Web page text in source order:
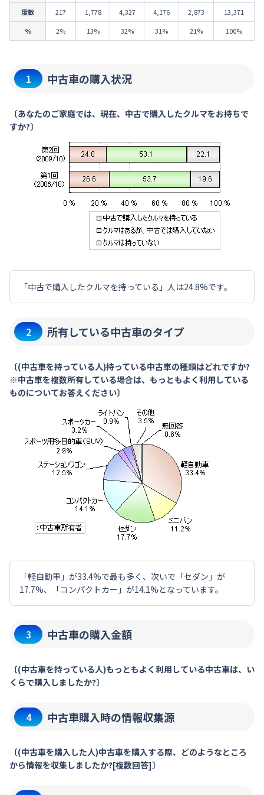
度数 217 1,778 4,327 4,176 2,873
13,371
％
2% 13% 32% 31% 21% 100%
1 中古車の購入状況
〔あなたのご家庭では、現在、中古で購入したクルマをお持ちで
すか?〕
「中古で購入したクルマを持っている」人は24.8%です。
2 所有している中古車のタイプ
〔(中古車を持っている人)持っている中古車の種類はどれですか?
※中古車を複数所有している場合は、もっともよく利用している
ものについてお答えください〕
「軽自動車」が33.4%で最も多く、次いで「セダン」が
17.7%、「コンパクトカー」が14.1%となっています。
3 中古車の購入金額
〔(中古車を持っている人)もっともよく利用している中古車は、い
くらで購入しましたか?〕
4 中古車購入時の情報収集源
〔(中古車を購入した人)中古車を購入する際、どのようなところ
から情報を収集しましたか?[複数回答]〕